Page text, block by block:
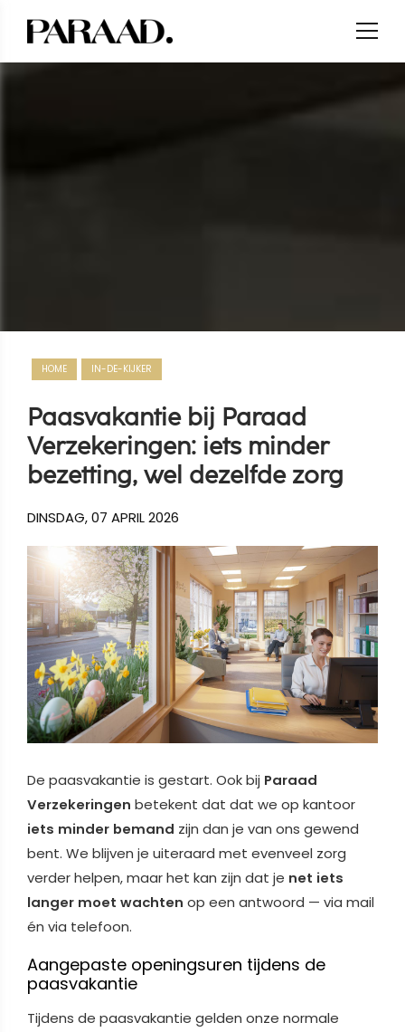
HOME IN-DE-KIJKER
Paasvakantie bij Paraad
Verzekeringen: iets minder
bezetting, wel dezelfde zorg
DINSDAG, 07 APRIL 2026
De paasvakantie is gestart. Ook bij Paraad
Verzekeringen betekent dat dat we op kantoor
iets minder bemand zijn dan je van ons gewend
bent. We blijven je uiteraard met evenveel zorg
verder helpen, maar het kan zijn dat je net iets
langer moet wachten op een antwoord — via mail
én via telefoon.
Aangepaste openingsuren tijdens de
paasvakantie
Tijdens de paasvakantie gelden onze normale